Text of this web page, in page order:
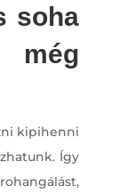
soha
kipihenni
Így